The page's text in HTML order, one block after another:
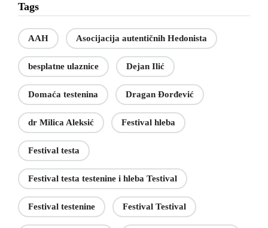
Tags
AAH Asocijacija autentičnih Hedonista
besplatne ulaznice Dejan Ilić
Domaća testenina Dragan Đorđević
dr Milica Aleksić Festival hleba
Festival testa
Festival testa testenine i hleba Testival
Festival testenine Festival Testival